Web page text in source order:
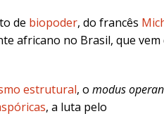
de biopoder, do francês
africano no Brasil, que vem
estrutural, o modus
, a luta pelo